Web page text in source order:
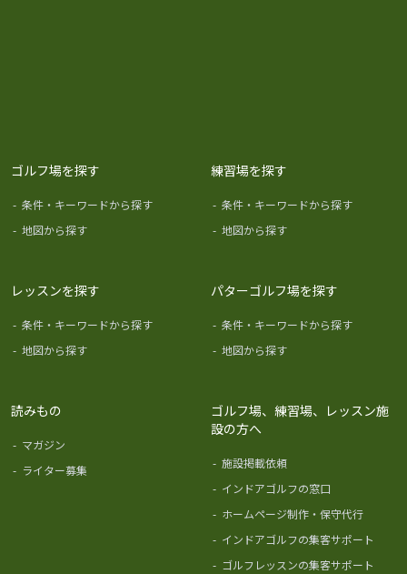
ゴルフ場を探す
- 条件・キーワードから探す
- 地図から探す
練習場を探す
- 条件・キーワードから探す
- 地図から探す
レッスンを探す
- 条件・キーワードから探す
- 地図から探す
パターゴルフ場を探す
- 条件・キーワードから探す
- 地図から探す
読みもの
- マガジン
- ライター募集
ゴルフ場、練習場、レッスン施
設の方へ
- 施設掲載依頼
- インドアゴルフの窓口
- ホームページ制作・保守代行
- インドアゴルフの集客サポート
- ゴルフレッスンの集客サポート